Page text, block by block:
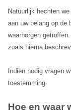
Natuurlijk hechten
aan uw belang op de
waarborgen
zoals hierna
Indien nodig vragen
toestemming.
Hoe en waar